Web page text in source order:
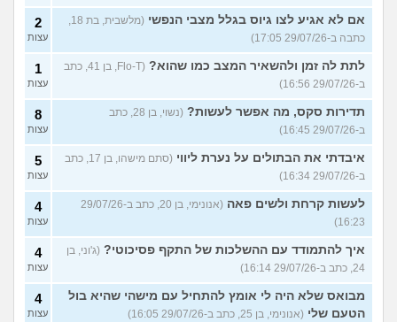
אם לא אגיע לצו גיוס בגלל מצבי הנפשי
(מלשבית, בת 18,
כתבה ב-29/07/26 17:05)
2
עצות
לתת לה זמן ולהשאיר המצב כמו שהוא?
(Flo-T, בן 41, כתב
ב-29/07/26 16:56)
1
עצות
תדירות סקס, מה אפשר לעשות?
(נשוי, בן 28, כתב
ב-29/07/26 16:45)
8
עצות
איבדתי את הבתולים על נערת ליווי
(סתם מישהו, בן 17, כתב
ב-29/07/26 16:34)
5
עצות
לעשות קרחת ולשים פאה
(אנונימי, בן 20, כתב ב-29/07/26
16:23)
4
עצות
איך להתמודד עם ההשלכות של התקף פסיכוטי? (ג'וני, בן
24, כתב ב-29/07/26 16:14)
4
עצות
מבואס שלא היה לי אומץ להתחיל עם מישהי שהיא בול
הטעם שלי (אנונימי, בן 25, כתב ב-29/07/26 16:05)
4
עצות